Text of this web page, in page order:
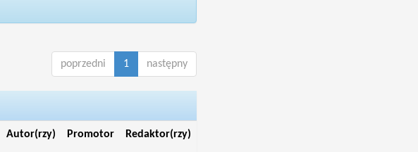
poprzedni 1 następny
Autor(rzy) Promotor Redaktor(rzy)